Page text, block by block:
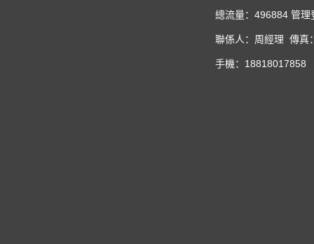
總流量：496884 管理
聯係人：周經理 傳
手機：18818017858